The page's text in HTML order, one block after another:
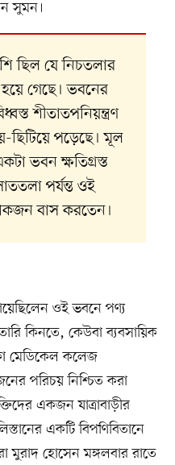
সুমন।
ছিল যে নিচতলার
গেছে। ভবনের
শীতাতপনিয়ন্ত্রণ
ছিটিয়ে পড়েছে। মূল
ভবন ক্ষতিগ্রস্ত
পর্যন্ত ওই
বাস করতেন।
ওই ভবনে পণ্য
কিনতে, কেউবা ব্যবসায়িক
মেডিকেল কলেজ
পরিচয় নিশ্চিত করা
একজন যাত্রাবাড়ীর
একটি বিপণিবিতানে
মুরাদ হোসেন মঙ্গলবার রাতে